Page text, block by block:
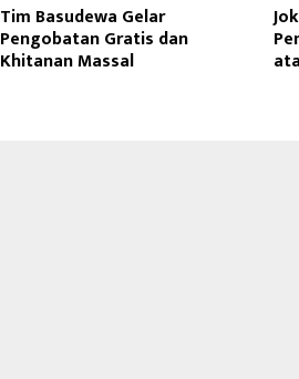
Tim Basudewa Gelar
Pengobatan Gratis dan
Khitanan Massal